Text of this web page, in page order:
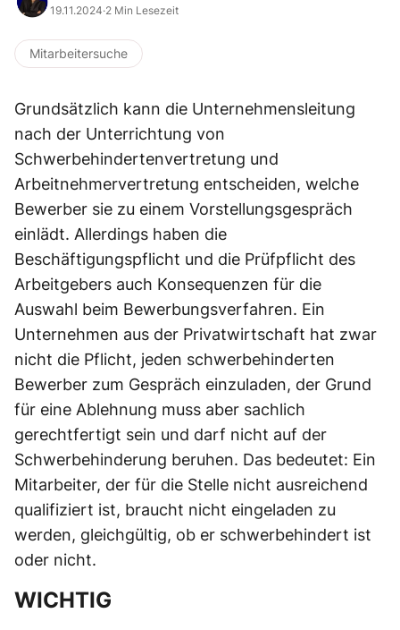
19.11.2024·2 Min Lesezeit
Mitarbeitersuche
Grundsätzlich kann die Unternehmensleitung
nach der Unterrichtung von
Schwerbehindertenvertretung und
Arbeitnehmervertretung entscheiden, welche
Bewerber sie zu einem Vorstellungsgespräch
einlädt. Allerdings haben die
Beschäftigungspflicht und die Prüfpflicht des
Arbeitgebers auch Konsequenzen für die
Auswahl beim Bewerbungsverfahren. Ein
Unternehmen aus der Privatwirtschaft hat zwar
nicht die Pflicht, jeden schwerbehinderten
Bewerber zum Gespräch einzuladen, der Grund
für eine Ablehnung muss aber sachlich
gerechtfertigt sein und darf nicht auf der
Schwerbehinderung beruhen. Das bedeutet: Ein
Mitarbeiter, der für die Stelle nicht ausreichend
qualifiziert ist, braucht nicht eingeladen zu
werden, gleichgültig, ob er schwerbehindert ist
oder nicht.
WICHTIG